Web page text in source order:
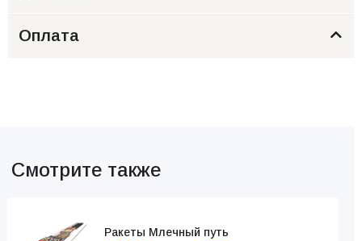
Оплата
Смотрите также
Ракеты Млечный путь